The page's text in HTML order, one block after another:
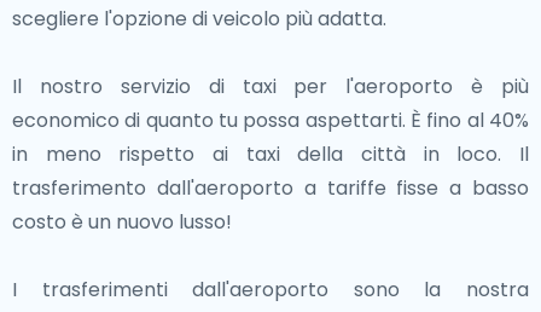
scegliere l'opzione di veicolo più adatta.
Il nostro servizio di taxi per l'aeroporto è più
economico di quanto tu possa aspettarti. È fino al 40%
in meno rispetto ai taxi della città in loco. Il
trasferimento dall'aeroporto a tariffe fisse a basso
costo è un nuovo lusso!
I trasferimenti dall'aeroporto sono la nostra